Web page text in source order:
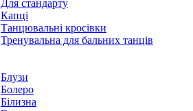
Для стандарту
Капці
Танцювальні кросівки
Тренувальна для бальних танців
Блузи
Болеро
Білизна